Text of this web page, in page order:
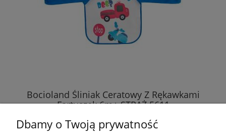
Bocioland Śliniak Ceratowy Z Rękawkami
Fartuszek 6m+ STRAŻ 5611
12,89 zł
Dbamy o Twoją prywatność